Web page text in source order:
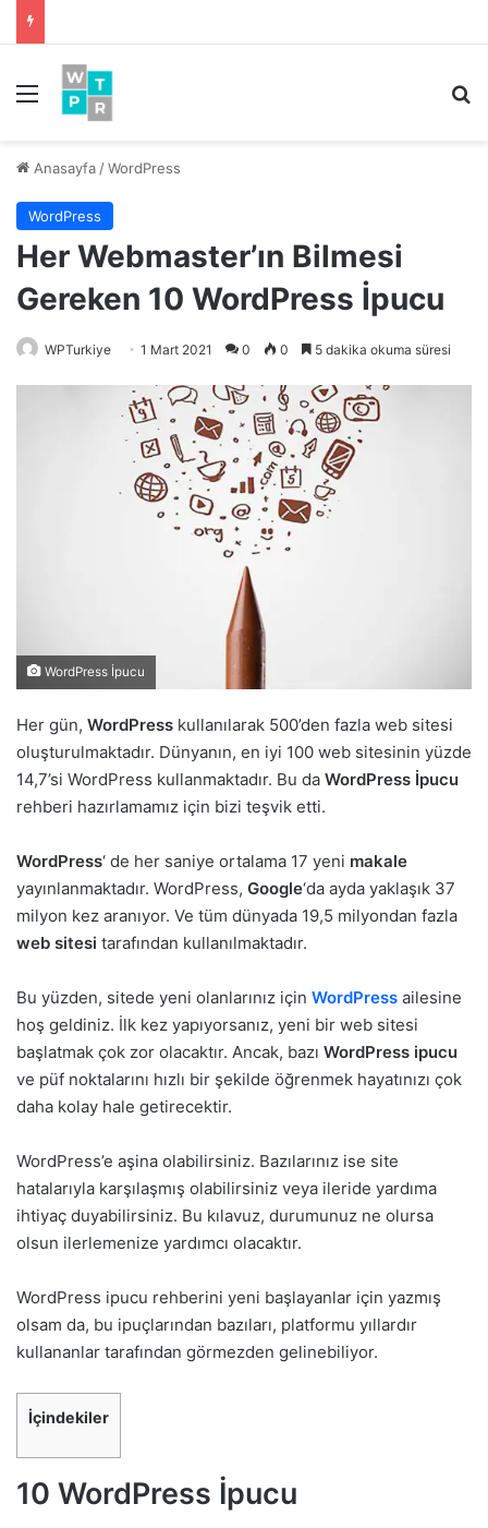
Menü
Anasayfa /WordPress
WordPress
Her Webmaster’ın Bilmesi
Gereken 10 WordPress İpucu
WPTurkiye 1 Mart 2021 0 0 5 dakika okuma süresi
WordPress İpucu
Her gün, WordPress kullanılarak 500’den fazla web sitesi
oluşturulmaktadır. Dünyanın, en iyi 100 web sitesinin yüzde
14,7’si WordPress kullanmaktadır. Bu da WordPress İpucu
rehberi hazırlamamız için bizi teşvik etti.
WordPress‘ de her saniye ortalama 17 yeni makale
yayınlanmaktadır. WordPress, Google‘da ayda yaklaşık 37
milyon kez aranıyor. Ve tüm dünyada 19,5 milyondan fazla
web sitesi tarafından kullanılmaktadır.
Bu yüzden, sitede yeni olanlarınız için WordPress ailesine
hoş geldiniz. İlk kez yapıyorsanız, yeni bir web sitesi
başlatmak çok zor olacaktır. Ancak, bazı WordPress ipucu
ve püf noktalarını hızlı bir şekilde öğrenmek hayatınızı çok
daha kolay hale getirecektir.
WordPress’e aşina olabilirsiniz. Bazılarınız ise site
hatalarıyla karşılaşmış olabilirsiniz veya ileride yardıma
ihtiyaç duyabilirsiniz. Bu kılavuz, durumunuz ne olursa
olsun ilerlemenize yardımcı olacaktır.
WordPress ipucu rehberini yeni başlayanlar için yazmış
olsam da, bu ipuçlarından bazıları, platformu yıllardır
kullananlar tarafından görmezden gelinebiliyor.
İçindekiler
10 WordPress İpucu